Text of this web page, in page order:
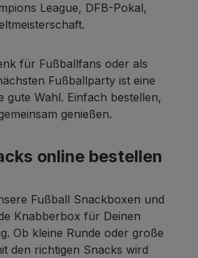
500g Zutaten: 69%
Speisesalz,
Gewürze,
Säuerungsmittel:
Farbstoff: Paprikaextrakt;
Extrakt aus Rosmarin.
Zutaten: 40% Weizenmehl,
17% Maismehl,
Kartoffelstärke,
0,6% Paprikapulver,
League, DFB-Pokal,
für Fußballfans oder als
Fußballparty ist eine
gute Wahl. Einfach bestellen,
genießen.
online bestellen
Fußball Snackboxen und
Knabberbox für Deinen
Ob kleine Runde oder große
den richtigen Snacks wird